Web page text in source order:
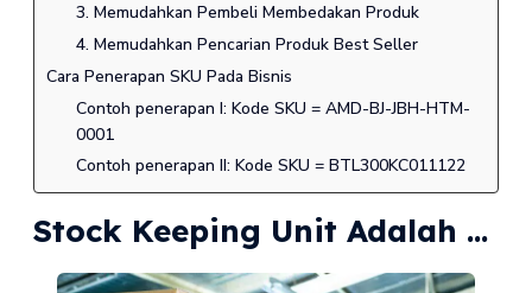
3. Memudahkan Pembeli Membedakan Produk
4. Memudahkan Pencarian Produk Best Seller
Cara Penerapan SKU Pada Bisnis
Contoh penerapan I: Kode SKU = AMD-BJ-JBH-HTM-
0001
Contoh penerapan II: Kode SKU = BTL300KC011122
Stock Keeping Unit Adalah ...